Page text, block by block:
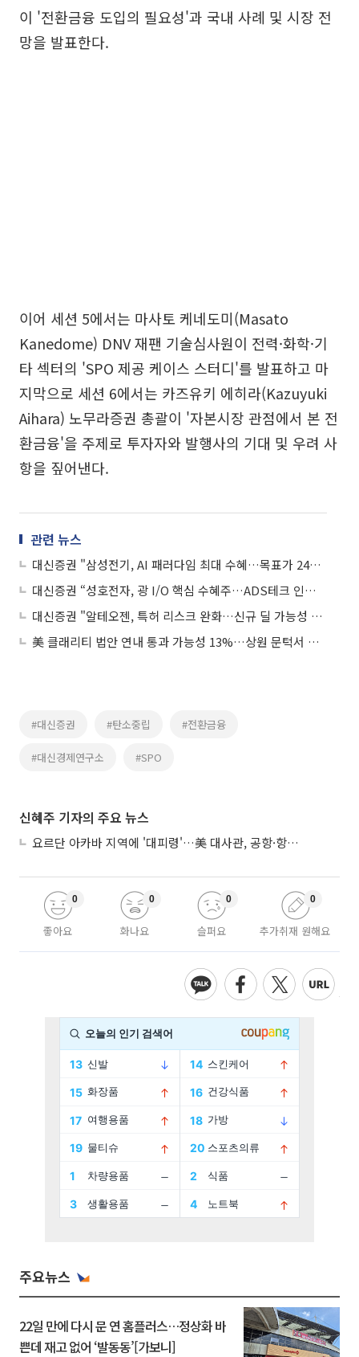
이 '전환금융 도입의 필요성'과 국내 사례 및 시장 전
망을 발표한다.
이어 세션 5에서는 마사토 케네도미(Masato
Kanedome) DNV 재팬 기술심사원이 전력·화학·기
타 섹터의 'SPO 제공 케이스 스터디'를 발표하고 마
지막으로 세션 6에서는 카즈유키 에히라(Kazuyuki
Aihara) 노무라증권 총괄이 '자본시장 관점에서 본 전
환금융'을 주제로 투자자와 발행사의 기대 및 우려 사
항을 짚어낸다.
관련 뉴스
대신증권 "삼성전기, AI 패러다임 최대 수혜…목표가 240만원"
대신증권 “성호전자, 광 I/O 핵심 수혜주…ADS테크 인수로 광통신 장비사 변모”
대신증권 "알테오젠, 특허 리스크 완화…신규 딜 가능성 높아져"
美 클래리티 법안 연내 통과 가능성 13%…상원 문턱서 제동
#대신증권 #탄소중립 #전환금융
#대신경제연구소 #SPO
신혜주 기자의 주요 뉴스
요르단 아카바 지역에 '대피령'…美 대사관, 공항·항구 접근 금지 권고
좋아요
0
화나요
0
슬퍼요
0
추가취재 원해요
0
주요뉴스
22일 만에 다시 문 연 홈플러스…정상화 바
쁜데 재고 없어 ‘발동동’[가보니]